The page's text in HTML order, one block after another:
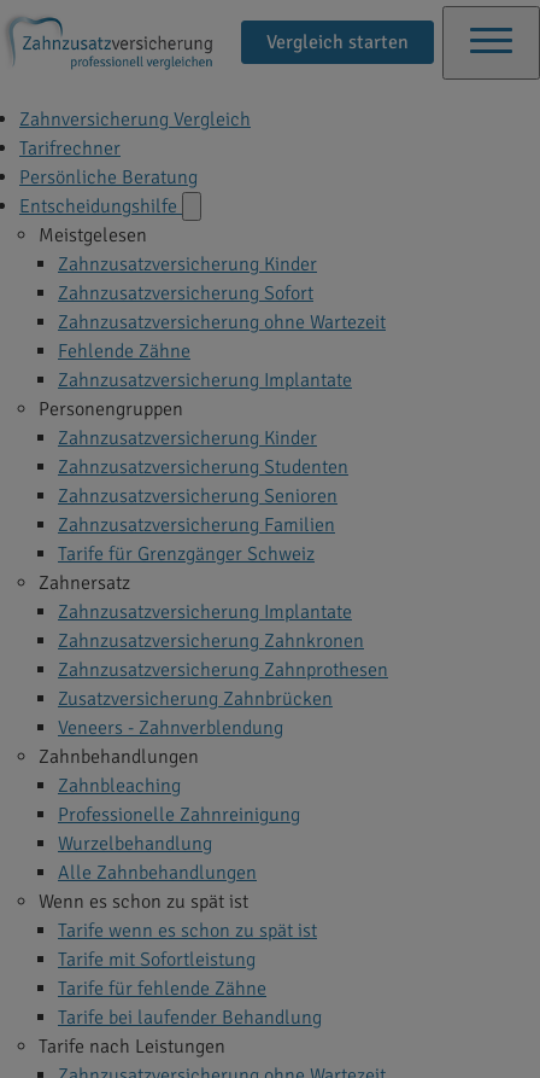
Vergleich starten
Zahnversicherung Vergleich
Tarifrechner
Persönliche Beratung
Entscheidungshilfe
Meistgelesen
Zahnzusatzversicherung Kinder
Zahnzusatzversicherung Sofort
Zahnzusatzversicherung ohne Wartezeit
Fehlende Zähne
Zahnzusatzversicherung Implantate
Personengruppen
Zahnzusatzversicherung Kinder
Zahnzusatzversicherung Studenten
Zahnzusatzversicherung Senioren
Zahnzusatzversicherung Familien
Tarife für Grenzgänger Schweiz
Zahnersatz
Zahnzusatzversicherung Implantate
Zahnzusatzversicherung Zahnkronen
Zahnzusatzversicherung Zahnprothesen
Zusatzversicherung Zahnbrücken
Veneers - Zahnverblendung
Zahnbehandlungen
Zahnbleaching
Professionelle Zahnreinigung
Wurzelbehandlung
Alle Zahnbehandlungen
Wenn es schon zu spät ist
Tarife wenn es schon zu spät ist
Tarife mit Sofortleistung
Tarife für fehlende Zähne
Tarife bei laufender Behandlung
Tarife nach Leistungen